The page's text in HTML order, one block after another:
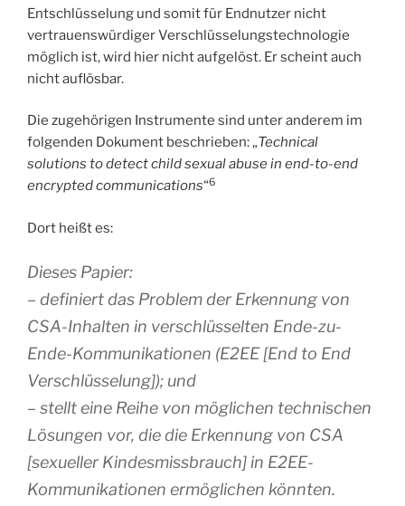
Entschlüsselung und somit für Endnutzer nicht
vertrauenswürdiger Verschlüsselungstechnologie
möglich ist, wird hier nicht aufgelöst. Er scheint auch
nicht auflösbar.
Die zugehörigen Instrumente sind unter anderem im
folgenden Dokument beschrieben: „Technical
solutions to detect child sexual abuse in end-to-end
encrypted communications“6
Dort heißt es:
Dieses Papier:
– definiert das Problem der Erkennung von
CSA-Inhalten in verschlüsselten Ende-zu-
Ende-Kommunikationen (E2EE [End to End
Verschlüsselung]); und
– stellt eine Reihe von möglichen technischen
Lösungen vor, die die Erkennung von CSA
[sexueller Kindesmissbrauch] in E2EE-
Kommunikationen ermöglichen könnten.